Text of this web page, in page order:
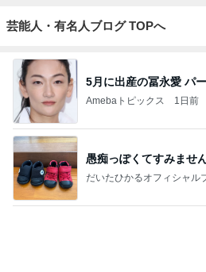
芸能人・有名人ブログ TOPへ
5月に出産の冨永愛 パ
Amebaトピックス 1日前
愚痴っぽくてすみませ
だいたひかるオフィシャル